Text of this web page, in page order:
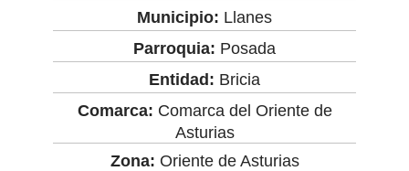
Municipio: Llanes
Parroquia: Posada
Entidad: Bricia
Comarca: Comarca del Oriente de
Asturias
Zona: Oriente de Asturias